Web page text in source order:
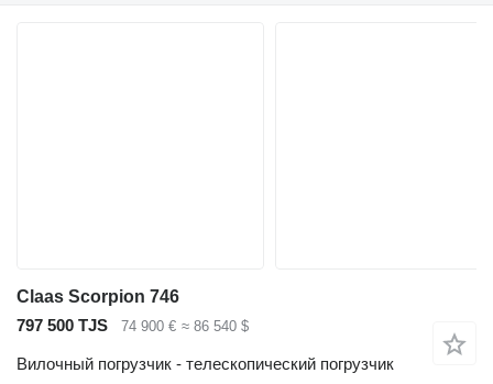
Claas Scorpion 746
797 500 TJS
74 900 € ≈ 86 540 $
Вилочный погрузчик - телескопический погрузчик